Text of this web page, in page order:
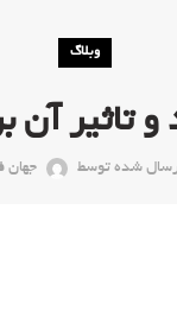
وبلاگ
و تاثیر
شده توسط جهان